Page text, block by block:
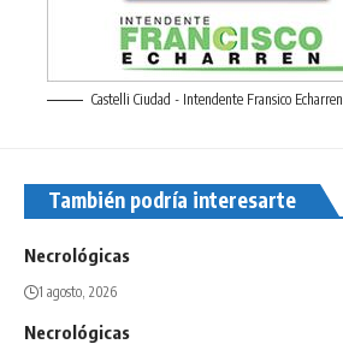
Castelli Ciudad - Intendente Fransico Echarren
También podría interesarte
Necrológicas
1 agosto, 2026
Necrológicas